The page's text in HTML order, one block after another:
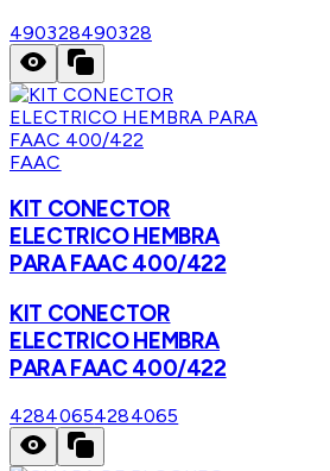
490328490328
FAAC
KIT CONECTOR
ELECTRICO HEMBRA
PARA FAAC 400/422
KIT CONECTOR
ELECTRICO HEMBRA
PARA FAAC 400/422
42840654284065